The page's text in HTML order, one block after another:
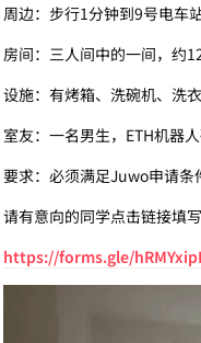
周边：步行1分钟到9号电车
房间：三人间中的一间，约
设施：有烤箱、洗碗机、洗
室友：一名男生，ETH机器
要求：必须满足Juwo申请条
请有意向的同学点击链接填
https://forms.gle/